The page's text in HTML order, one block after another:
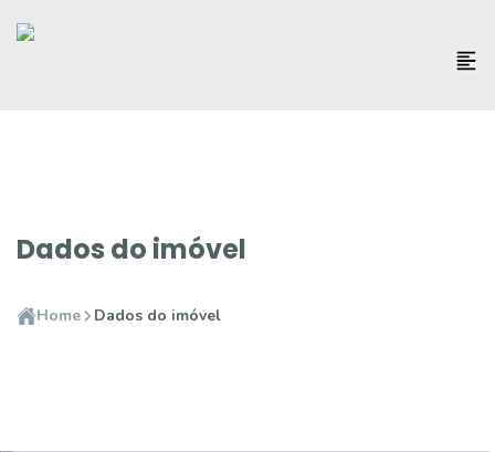
Dados do imóvel
Home Dados do imóvel